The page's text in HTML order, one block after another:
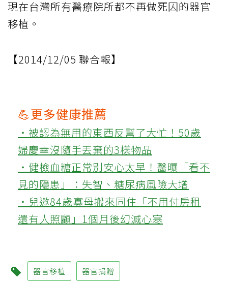
現在台灣所有醫療院所都不再做死囚的器官
移植。
【2014/12/05 聯合報】
💪更多健康推薦
‧被認為無用的東西反幫了大忙！50歲
婦慶幸沒隨手丟棄的3樣物品
‧健檢血糖正常別安心太早！醫曝「看不
見的隱患」：失智、糖尿病風險大增
‧兒邀84歲寡母搬來同住「不用付房租
還有人照顧」1個月後幻滅心寒
器官移植 器官捐贈